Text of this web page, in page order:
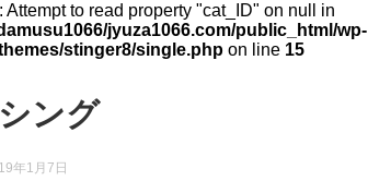
: Attempt to read property "cat_ID" on null in
jyuza1066.com/public_html/wp-
stinger8/single.php on line 15
ング
年1月7日